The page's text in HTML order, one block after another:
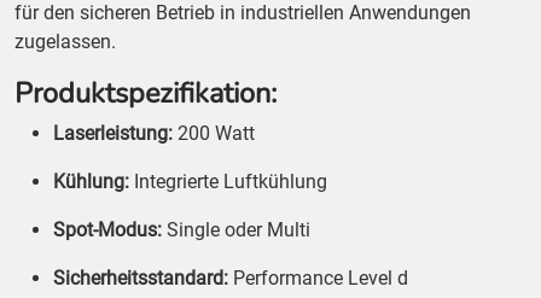
für den sicheren Betrieb in industriellen Anwendungen
zugelassen.
Produktspezifikation:
Laserleistung: 200 Watt
Kühlung: Integrierte Luftkühlung
Spot-Modus: Single oder Multi
Sicherheitsstandard: Performance Level d